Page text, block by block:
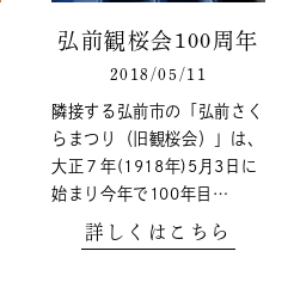
弘前観桜会100周年
2018/05/11
隣接する弘前市の「弘前さく
らまつり（旧観桜会）」は、
大正７年(1918年)5月3日に
始まり今年で100年目…
詳しくはこちら